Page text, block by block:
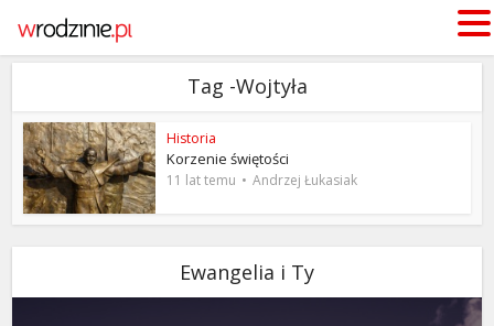
Tag -Wojtyła
Historia
Korzenie świętości
11 lat temu Andrzej Łukasiak
Ewangelia i Ty